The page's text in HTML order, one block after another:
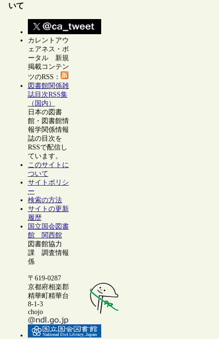
いて
カレントアウ
ェアネス・ポ
ータル 新規
掲載コンテン
ツのRSS：
図書館関係雑
誌目次RSS集
（国内）
日本の図書
館・図書館情
報学関係情報
誌の目次を
RSSで配信し
ています。
このサイトに
ついて
サイトポリシ
ー
検索の方法
サイトの更新
履歴
国立国会図書
館 関西館
図書館協力
課 調査情報
係
〒619-0287
京都府相楽郡
精華町精華台
8-1-3
chojo